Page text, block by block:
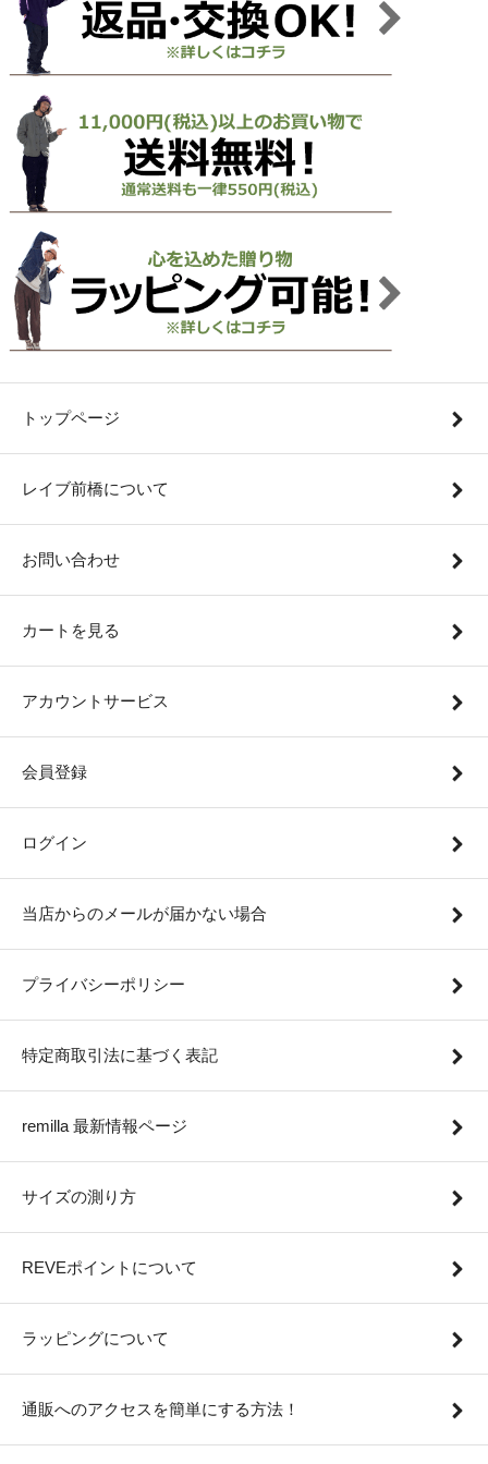
トップページ
レイブ前橋について
お問い合わせ
カートを見る
アカウントサービス
会員登録
ログイン
当店からのメールが届かない場合
プライバシーポリシー
特定商取引法に基づく表記
remilla 最新情報ページ
サイズの測り方
REVEポイントについて
ラッピングについて
通販へのアクセスを簡単にする方法！